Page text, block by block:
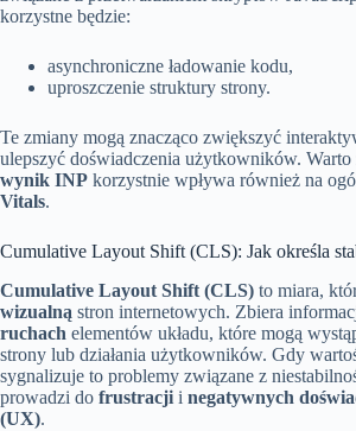
korzystne będzie:
asynchroniczne ładowanie kodu,
uproszczenie struktury strony.
Te zmiany mogą znacząco zwiększyć
ulepszyć doświadczenia użytkowników. Warto
wynik INP korzystnie wpływa również na
Vitals.
Cumulative Layout Shift (CLS): Jak określa
Cumulative Layout Shift (CLS) to miara,
wizualną stron internetowych. Zbiera
ruchach elementów układu, które mogą
strony lub działania użytkowników. Gdy
sygnalizuje to problemy związane z
prowadzi do frustracji i negatywnych
(UX).